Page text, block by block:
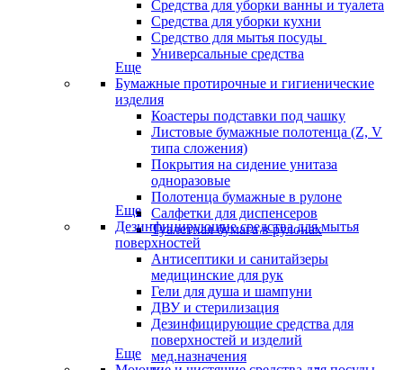
Средства для уборки ванны и туалета
Средства для уборки кухни
Средство для мытья посуды
Универсальные средства
Еще
Бумажные протирочные и гигиенические
изделия
Коастеры подставки под чашку
Листовые бумажные полотенца (Z, V
типа сложения)
Покрытия на сидение унитаза
одноразовые
Полотенца бумажные в рулоне
Салфетки для диспенсеров
Туалетная бумага в рулонах
Еще
Дезинфицирующие средства для мытья
поверхностей
Антисептики и санитайзеры
медицинские для рук
Гели для душа и шампуни
ДВУ и стерилизация
Дезинфицирующие средства для
поверхностей и изделий
мед.назначения
Еще